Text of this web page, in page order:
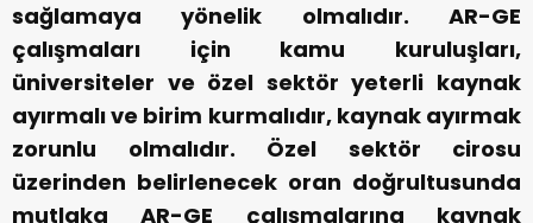
sağlamaya yönelik olmalıdır. AR-GE
çalışmaları için kamu kuruluşları,
üniversiteler ve özel sektör yeterli kaynak
ayırmalı ve birim kurmalıdır, kaynak ayırmak
zorunlu olmalıdır. Özel sektör cirosu
üzerinden belirlenecek oran doğrultusunda
mutlaka AR-GE çalışmalarına kaynak